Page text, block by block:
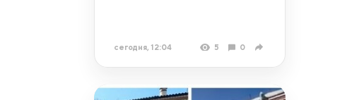
сегодня, 12:04 5 0